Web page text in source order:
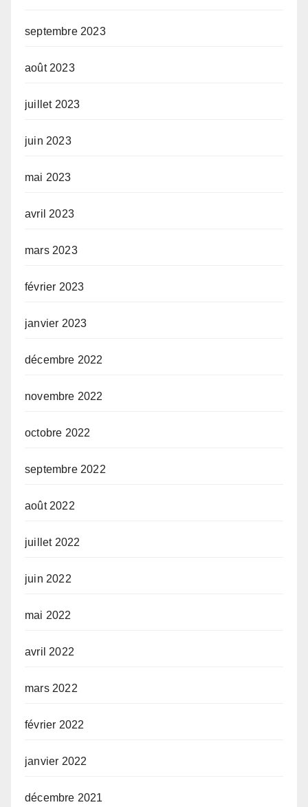
septembre 2023
août 2023
juillet 2023
juin 2023
mai 2023
avril 2023
mars 2023
février 2023
janvier 2023
décembre 2022
novembre 2022
octobre 2022
septembre 2022
août 2022
juillet 2022
juin 2022
mai 2022
avril 2022
mars 2022
février 2022
janvier 2022
décembre 2021